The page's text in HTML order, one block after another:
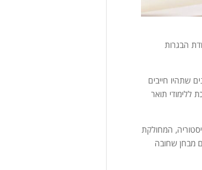
הבגרות
ישנם עוד מספר מבחנים שתהיו חייבים
ללימודי תואר
המחולקת
מבחן שחובה